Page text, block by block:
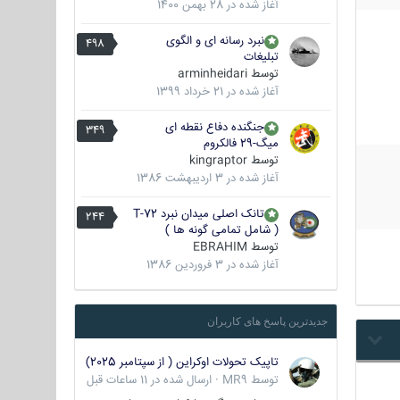
آغاز شده در 28 بهمن 1400
498
نبرد رسانه ای و الگوی
تبلیغات
توسط arminheidari
آغاز شده در 21 خرداد 1399
349
جنگنده دفاع نقطه ای
میگ-29 فالکروم
توسط kingraptor
آغاز شده در 3 اردیبهشت 1386
244
تانک اصلی میدان نبرد T-72
( شامل تمامی گونه ها )
توسط EBRAHIM
آغاز شده در 3 فروردین 1386
جدیدترین پاسخ های کاربران
تاپیک تحولات اوکراین ( از سپتامبر 2025)
توسط MR9
· ارسال شده در 11 ساعات قبل